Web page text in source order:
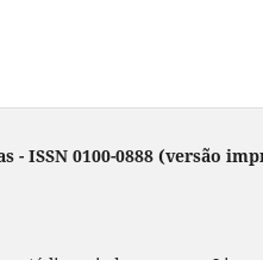
- ISSN 0100-0888 (versão